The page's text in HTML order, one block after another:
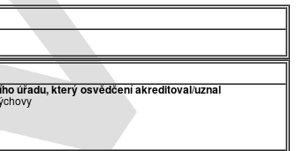
úřadu, který osvědčení akreditoval/uznal